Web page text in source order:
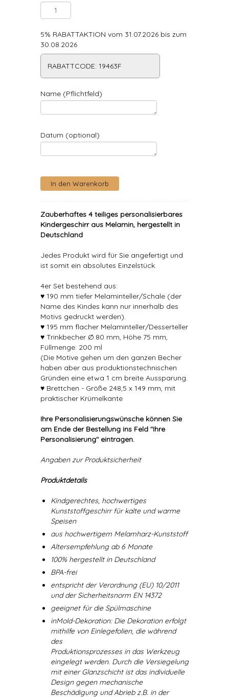
5% RABATTAKTION vom 31.07.2026 bis zum
30.08.2026
RABATTCODE: 19463F
Name (Pflichtfeld)
Datum (optional)
Zauberhaftes 4 teiliges personalisierbares
Kindergeschirr aus Melamin, hergestellt in
Deutschland
Jedes Produkt wird für Sie angefertigt und
ist somit ein absolutes Einzelstück.
4er Set bestehend aus:
♥ 190 mm tiefer Melaminteller/Schale (der
Name des Kindes kann nur innerhalb des
Motivs gedruckt werden).
♥ 195 mm flacher Melaminteller/Desserteller
♥ Trinkbecher Ø 80 mm, Höhe 75 mm,
Füllmenge: 200 ml
(Die Motive gehen um den ganzen Becher
haben aber aus produktionstechnischen
Gründen eine etwa 1 cm breite Aussparung.
♥ Brettchen - Größe 248,5 x 149 mm, mit
praktischer Krümelkante
Ihre Personalisierungswünsche können Sie
am Ende der Bestellung ins Feld "Ihre
Personalisierung" eintragen.
Angaben zur Produktsicherheit
Produktdetails
Kindgerechtes, hochwertiges
Kunststoffgeschirr für kalte und warme
Speisen
aus hochwertigem Melamharz-Kunststoff
Altersempfehlung ab 6 Monate
100% hergestellt in Deutschland
BPA-frei
entspricht der Verordnung (EU) 10/2011
und der Sicherheitsnorm EN 14372
geeignet für die Spülmaschine
inMold-Dekoration: Die Dekoration erfolgt
mithilfe von Einlegefolien, die während
des
Produktionsprozesses in das Werkzeug
eingelegt werden. Durch die Versiegelung
mit einer Glanzschicht ist das individuelle
Design gegen mechanische
Beschädigung und Abrieb z.B. in der